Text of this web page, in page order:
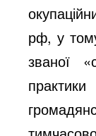
рф, у
званої